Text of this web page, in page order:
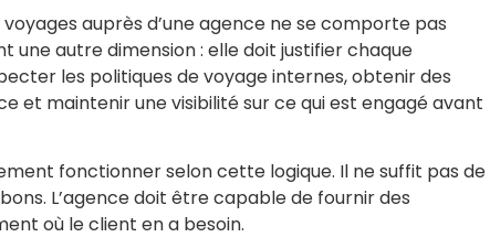
auprès d’une agence ne se comporte pas
une autre dimension : elle doit justifier chaque
les politiques de voyage internes, obtenir des
et maintenir une visibilité sur ce qui est engagé avant
fonctionner selon cette logique. Il ne suffit pas de
L’agence doit être capable de fournir des
où le client en a besoin.